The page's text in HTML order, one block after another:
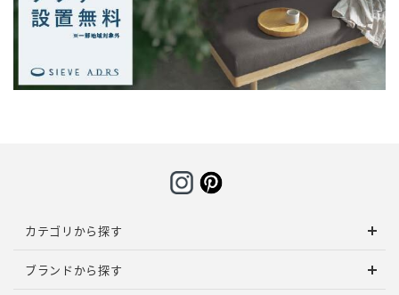
カテゴリから探す
ブランドから探す